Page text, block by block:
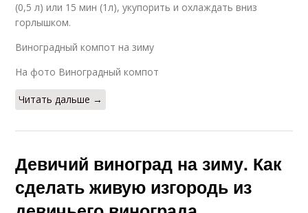
(0,5 л) или 15 мин (1л), укупорить и охлаждать вниз
горлышком.
Виноградный компот на зиму
На фото Виноградный компот
Читать дальше →
Девичий виноград на зиму. Как
сделать живую изгородь из